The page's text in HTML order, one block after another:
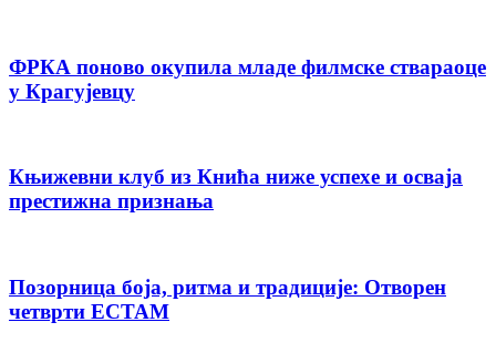
ФРКА поново окупила младе филмске ствараоце
у Крагујевцу
Књижевни клуб из Кнића ниже успехе и осваја
престижна признања
Позорница боја, ритма и традиције: Отворен
четврти ЕСТАМ